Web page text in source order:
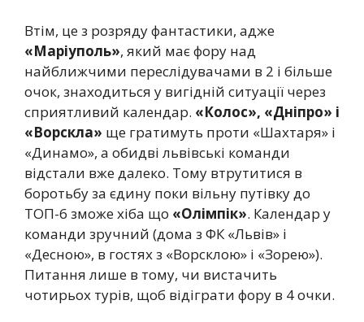
Втім, це з розряду фантастики, адже
«Маріуполь», який має фору над
найближчими переслідувачами в 2 і більше
очок, знаходиться у вигідній ситуації через
сприятливий календар. «Колос», «Дніпро» і
«Ворскла» ще гратимуть проти «Шахтаря» і
«Динамо», а обидві львівські команди
відстали вже далеко. Тому втрутитися в
боротьбу за єдину поки вільну путівку до
ТОП-6 зможе хіба що «Олімпік». Календар у
команди зручний (дома з ФК «Львів» і
«Десною», в гостях з «Ворсклою» і «Зорею»).
Питання лише в тому, чи вистачить
чотирьох турів, щоб відіграти фору в 4 очки.